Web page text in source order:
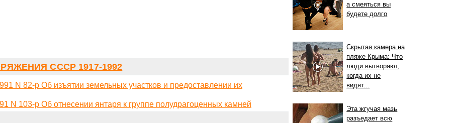
а смеяться вы
будете долго
Скрытая камера на
пляже Крыма: Что
люди вытворяют,
когда их не
видят...
Эта жгучая мазь
разъедает всю
СССР 1917-1992
N 82-р Об изъятии земельных участков и предоставлении их
103-р Об отнесении янтаря к группе полудрагоценных камней